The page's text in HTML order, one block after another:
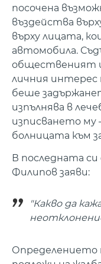
посочена
въздейства
върху лицата,
автомобила.
общественият
личния интерес
беше
изпълнява в
изписването му
болницата към
В последната си
Филипов заяви:
"Какво да
Определението